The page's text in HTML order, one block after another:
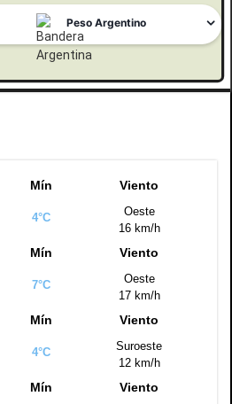
Mín Viento
4°C
Oeste
16 km/h
Mín Viento
7°C
Oeste
17 km/h
Mín Viento
4°C
Suroeste
12 km/h
Mín Viento